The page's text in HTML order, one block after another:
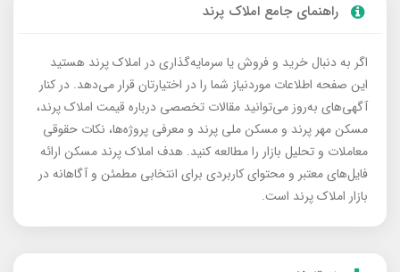
راهنمای جامع املاک پرند
اگر به دنبال خرید و فروش یا سرمایه‌گذاری در املاک پرند هستید
این صفحه اطلاعات موردنیاز شما را در اختیارتان قرار می‌دهد. در کنار
آگهی‌های به‌روز می‌توانید مقالات تخصصی درباره قیمت املاک پرند،
مسکن مهر پرند و مسکن ملی پرند و معرفی پروژه‌ها، نکات حقوقی
معاملات و تحلیل بازار را مطالعه کنید. هدف املاک پرند مسکن ارائه
فایل‌های معتبر و محتوای کاربردی برای انتخابی مطمئن و آگاهانه در
بازار املاک پرند است.